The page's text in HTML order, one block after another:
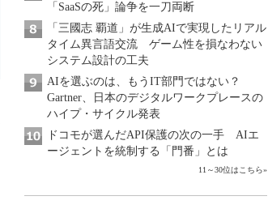
「SaaSの死」論争を一刀両断
「三國志 覇道」が生成AIで実現したリアル
タイム異言語交流 ゲーム性を損なわない
システム設計の工夫
AIを選ぶのは、もうIT部門ではない？
Gartner、日本のデジタルワークプレースの
ハイプ・サイクル発表
ドコモが選んだAPI保護の次の一手 AIエ
ージェントを統制する「門番」とは
11～30位はこちら»